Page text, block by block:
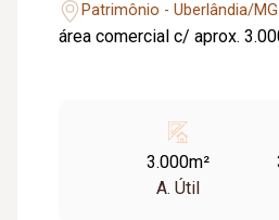
Patrimônio - Uberlândia/MG
área comercial c/ aprox.
3.000m²
A. Útil